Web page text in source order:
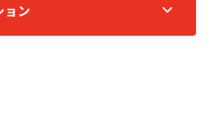
ョン